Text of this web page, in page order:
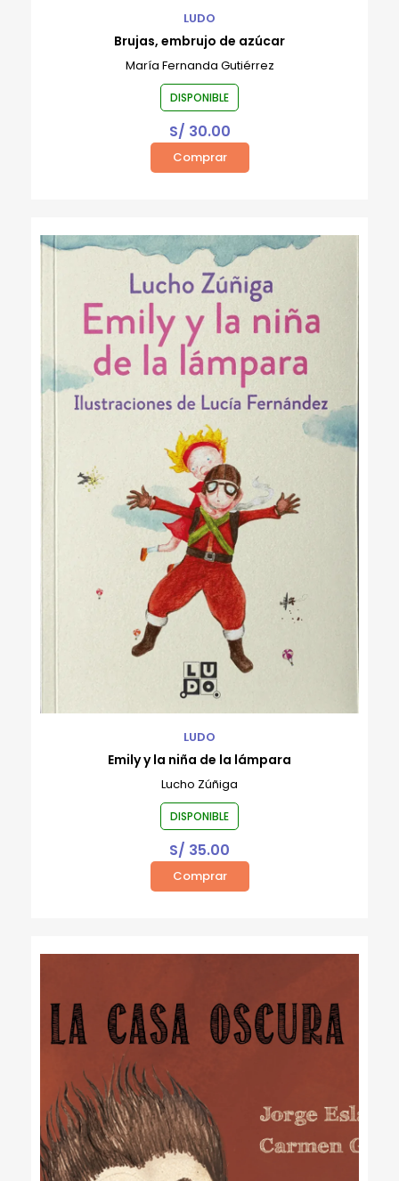
LUDO
Brujas, embrujo de azúcar
María Fernanda Gutiérrez
DISPONIBLE
S/ 30.00
Comprar
LUDO
Emily y la niña de la lámpara
Lucho Zúñiga
DISPONIBLE
S/ 35.00
Comprar